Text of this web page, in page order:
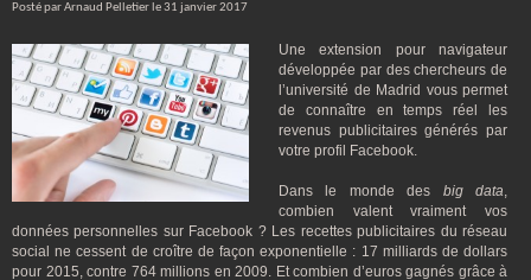
Posté par Arnaud Pelletier le 31 janvier 2017
Une extension pour navigateur
développée par des chercheurs de
l’université de Madrid vous permet
de connaître en temps réel les
revenus publicitaires générés par
votre profil Facebook.
Dans le monde des big data,
combien valent vraiment vos
données personnelles sur Facebook ? Les recettes publicitaires du réseau
social ne cessent de croître de façon exponentielle : 17 milliards de dollars
pour 2015, contre 764 millions en 2009. Et combien d’euros gagnés grâce à